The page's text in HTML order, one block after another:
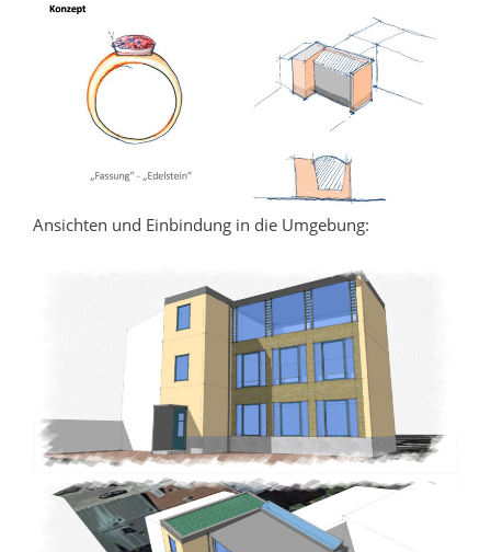
Ansichten und Einbindung in die Umgebung: